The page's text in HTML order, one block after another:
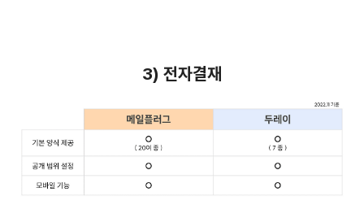
3) 전자결재